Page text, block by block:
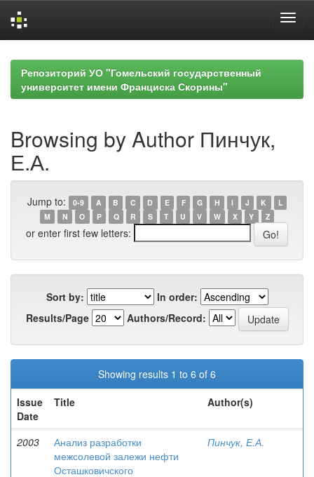
navigationРепозиторий УО "Гомельский государственный
университет имени Франциска Скорины"
Browsing by Author Пинчук,
Е.А.
Jump to: 0-9 A B C D E F G H I J K
L
M
N O P Q R S T U V W X Y Z
or enter first few letters:
Sort by:
In order:
Results/Page
Authors/Record:
Showing results 1 to 6 of 6
Issue
Date
Title Author(s)
2003
Анализ разработки
межсолевой залежи нефти
Осташковичского
Пинчук, Е.А.